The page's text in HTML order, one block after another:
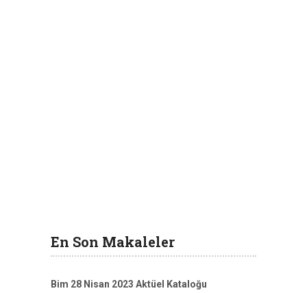
En Son Makaleler
Bim 28 Nisan 2023 Aktüel Kataloğu